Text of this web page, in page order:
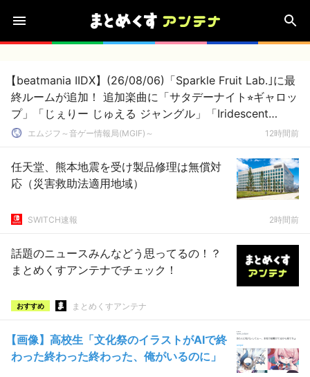
【beatmania IIDX】(26/08/06)「Sparkle Fruit Lab.｣に最
終ルームが追加！ 追加楽曲に「サタデーナイト⭐︎ギャロッ
プ」「じぇりー じゅえる ジャングル」「Iridescent
Memories」が登場！！
エムジフ～音ゲー情報局(MGIF)～ 12時間前
任天堂、熊本地震を受け製品修理は無償対
応（災害救助法適用地域）
SWITCH速報 2時間前
話題のニュースみんなどう思ってるの！？
まとめくすアンテナでチェック！
おすすめ まとめくすアンテナ
【画像】高校生「文化祭のイラストがAIで終
わった終わった終わった、俺がいるのに」